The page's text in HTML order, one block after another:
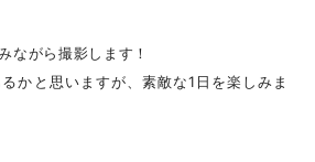
ながら撮影します！
かと思いますが、素敵な1日を楽しみま